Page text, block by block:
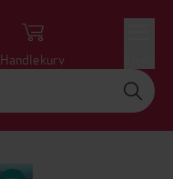
Handlekurv